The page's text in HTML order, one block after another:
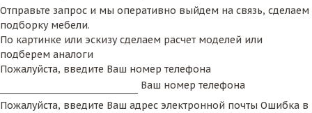
Отправьте запрос и мы оперативно выйдем на связь, сделаем
подборку мебели.
По картинке или эскизу сделаем расчет моделей или
подберем аналоги
Пожалуйста, введите Ваш номер телефона
Ваш номер телефона
Пожалуйста, введите Ваш адрес электронной почты Ошибка в